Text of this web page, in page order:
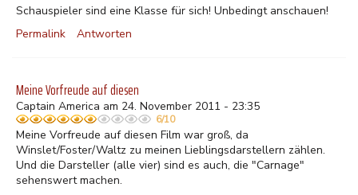
Schauspieler sind eine Klasse für sich! Unbedingt anschauen!
Permalink
Antworten
Meine Vorfreude auf diesen
Captain America am 24. November 2011 - 23:35
6/10
Meine Vorfreude auf diesen Film war groß, da
Winslet/Foster/Waltz zu meinen Lieblingsdarstellern zählen.
Und die Darsteller (alle vier) sind es auch, die "Carnage"
sehenswert machen.